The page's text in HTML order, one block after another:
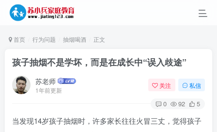
首页 行为问题 抽烟喝酒 正文
孩子抽烟不是学坏，而是在成长中“误入歧途”
苏老师
1年前更新
关注 私信
0 92 5
当发现14岁孩子抽烟时，许多家长往往火冒三丈，觉得孩子